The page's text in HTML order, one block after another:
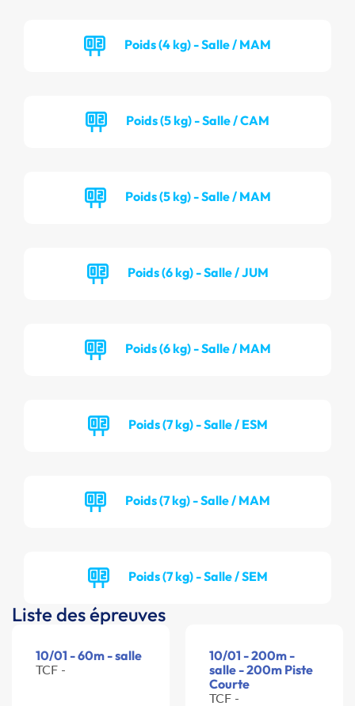
Poids (4 kg) - Salle / MAM
Poids (5 kg) - Salle / CAM
Poids (5 kg) - Salle / MAM
Poids (6 kg) - Salle / JUM
Poids (6 kg) - Salle / MAM
Poids (7 kg) - Salle / ESM
Poids (7 kg) - Salle / MAM
Poids (7 kg) - Salle / SEM
Liste des épreuves
10/01 - 60m - salle
TCF -
10/01 - 200m -
salle - 200m Piste
Courte
TCF -